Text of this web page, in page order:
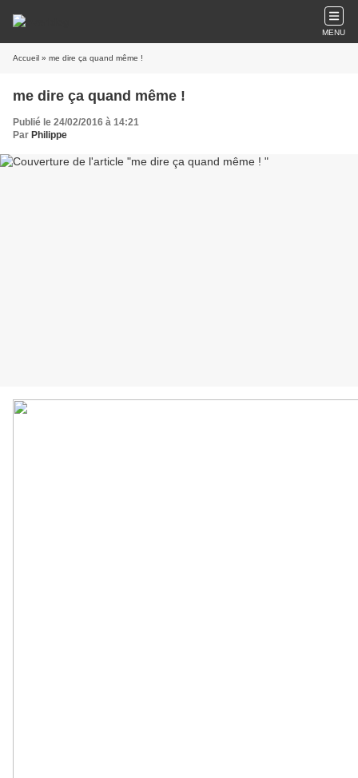
MENU
Accueil » me dire ça quand même !
me dire ça quand même !
Publié le 24/02/2016 à 14:21
Par Philippe